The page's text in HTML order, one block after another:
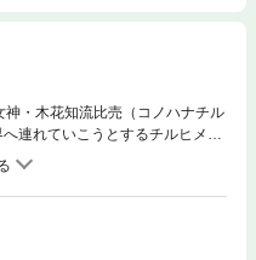
・木花知流比売（コノハナチル
連れていこうとするチルヒメ。
と知らされたサクラは、大好き
人間界に留まろうとする。チル
し、激昂。神の力により、人々
とで、多くの犠牲者が出ること